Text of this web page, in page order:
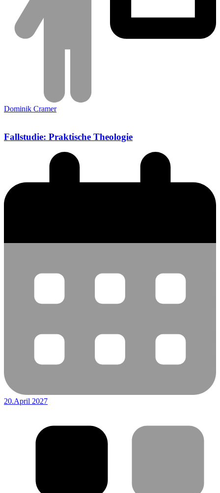
Dominik Cramer
Fallstudie: Praktische Theologie
20.April 2027